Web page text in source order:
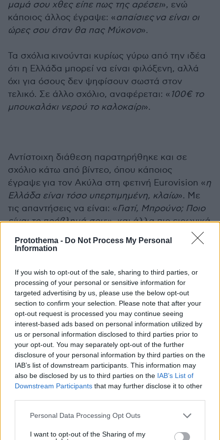
Protothema - Do Not Process My Personal
Information
If you wish to opt-out of the sale, sharing to third parties, or
processing of your personal or sensitive information for
targeted advertising by us, please use the below opt-out
section to confirm your selection. Please note that after your
opt-out request is processed you may continue seeing
interest-based ads based on personal information utilized by
us or personal information disclosed to third parties prior to
your opt-out. You may separately opt-out of the further
disclosure of your personal information by third parties on the
IAB’s list of downstream participants. This information may
also be disclosed by us to third parties on the IAB’s List of
Downstream Participants that may further disclose it to other
Please note that this website/app uses one or more Google
not limited to your visit or usage behaviour. You may click to
Personal Data Processing Opt Outs
I want to opt-out of the Sharing of my
μαμά σου χθες είπε πως της αρέσει», ενώ
κάποιος άλλος έγραψε: «απαίσιες να είναι οι
ώρες σου όταν θα πας Μύκονο».
Τα σχόλια κινούνται κυρίως γύρω από την ιδέα
ότι η Ελλάδα μπορεί να είναι φιλόξενη, αλλά
όχι για όσους δεν ψηφίσουν σωστά στον
τελικό. Σε άλλο σχόλιο, αναφέρεται: « 100€ το
μπουκαλάκι νερού το καλοκαίρι».
Αντίστοιχη διάθεση παρατηρήθηκε και σε
σχόλιο κάτω από βίντεο, όπου κάποιος
έγραψε για τον Ακύλα στη φετινή Eurovision «η
Ελλάδα είναι τόσο υπερτιμημένη, κλαίω». Με
τις απαντήσεις να είναι: «Γιατί, Μπρούνο; Ποιο
είναι το πρόβλημά σου;», και άλλα πιο ειρωνικά
σχόλια από Έλληνες που αντιμετωπίζουν την
κριτική ως αφορμή για πείραγμα.
@marinazark
Τον Ακύλλα δε θα τον ξαναπιάσεις στο στόμα σου,
ΤΟΝ ΑΚΥΛΛΑ!#eurovision #φοργιου #esc2026
#mpesforyou #mpesfy
♬ original sound - Marina Zark
@marinazark
Έλληνες eurofan ενωμένοι στα σχόλια , το αγαπημένο
#eurovision #eurovision2026 #akylas #mpesforyou